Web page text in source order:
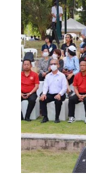
Byกองบรรณาธิการ 1